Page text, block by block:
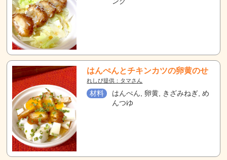
はんぺんとチキンカツの卵黄のせ
れしぴ提供：タマさん
材料
はんぺん, 卵黄, きざみねぎ, め
んつゆ